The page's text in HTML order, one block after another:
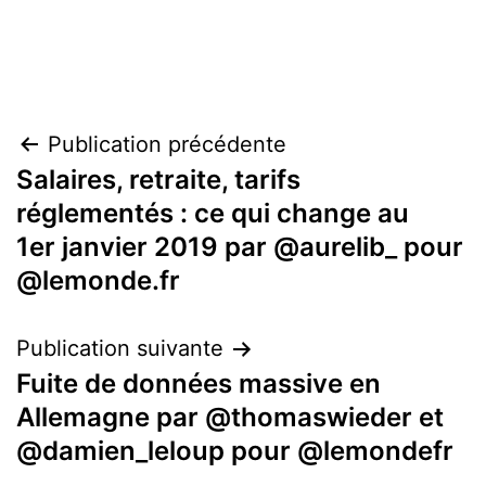
Navigation
de
l’article
Publication précédente
Salaires, retraite, tarifs
réglementés : ce qui change au
1er janvier 2019 par @aurelib_ pour
@lemonde.fr
Publication suivante
Fuite de données massive en
Allemagne par @thomaswieder et
@damien_leloup pour @lemondefr